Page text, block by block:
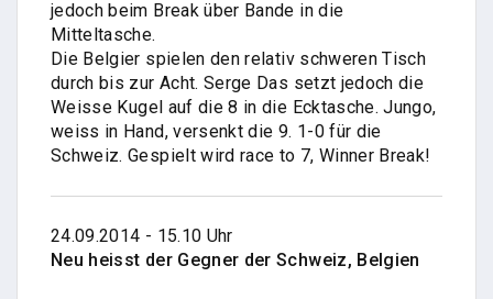
jedoch beim Break über Bande in die
Mitteltasche.
Die Belgier spielen den relativ schweren Tisch
durch bis zur Acht. Serge Das setzt jedoch die
Weisse Kugel auf die 8 in die Ecktasche. Jungo,
weiss in Hand, versenkt die 9. 1-0 für die
Schweiz. Gespielt wird race to 7, Winner Break!
24.09.2014 - 15.10 Uhr
Neu heisst der Gegner der Schweiz, Belgien